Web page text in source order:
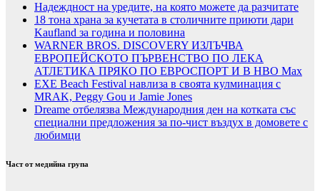
Надеждност на уредите, на която можете да разчитате
18 тона храна за кучетата в столичните приюти дари
Kaufland за година и половина
WARNER BROS. DISCOVERY ИЗЛЪЧВА
ЕВРОПЕЙСКОТО ПЪРВЕНСТВО ПО ЛЕКА
АТЛЕТИКА ПРЯКО ПО ЕВРОСПОРТ И В НВО Мах
EXE Beach Festival навлиза в своята кулминация с
MRAK, Peggy Gou и Jamie Jones
Dreame отбелязва Международния ден на котката със
специални предложения за по-чист въздух в домовете с
любимци
Част от медийна група